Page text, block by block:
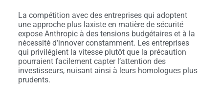
La compétition avec des entreprises qui adoptent
une approche plus laxiste en matière de sécurité
expose Anthropic à des tensions budgétaires et à la
nécessité d’innover constamment. Les entreprises
qui privilégient la vitesse plutôt que la précaution
pourraient facilement capter l’attention des
investisseurs, nuisant ainsi à leurs homologues plus
prudents.